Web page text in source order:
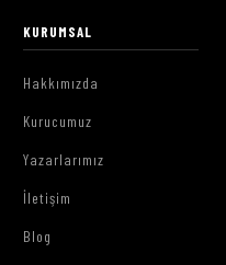
KURUMSAL
Hakkımızda
Kurucumuz
Yazarlarımız
İletişim
Blog